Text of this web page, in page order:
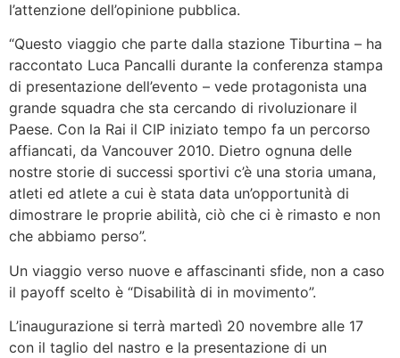
l’attenzione dell’opinione pubblica.
“Questo viaggio che parte dalla stazione Tiburtina – ha
raccontato Luca Pancalli durante la conferenza stampa
di presentazione dell’evento – vede protagonista una
grande squadra che sta cercando di rivoluzionare il
Paese. Con la Rai il CIP iniziato tempo fa un percorso
affiancati, da Vancouver 2010. Dietro ognuna delle
nostre storie di successi sportivi c’è una storia umana,
atleti ed atlete a cui è stata data un’opportunità di
dimostrare le proprie abilità, ciò che ci è rimasto e non
che abbiamo perso”.
Un viaggio verso nuove e affascinanti sfide, non a caso
il payoff scelto è “Disabilità di in movimento”.
L’inaugurazione si terrà martedì 20 novembre alle 17
con il taglio del nastro e la presentazione di un